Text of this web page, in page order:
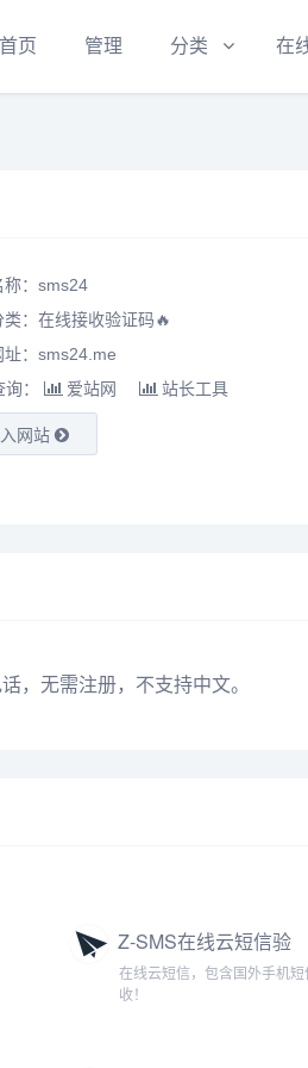
首页 管理 分类 在
称：sms24
： 在线接收验证码🔥
址：sms24.me
询：
爱站网 站长工具
网站
，无需注册，不支持中文。
Z-SMS在线云短信验
证码
在线云短信，包含国外手机短
收！